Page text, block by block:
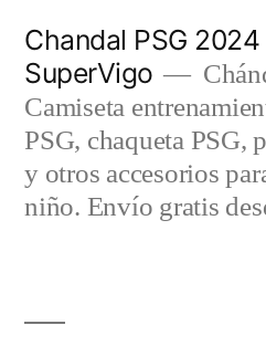
contenido
Chandal PSG 2024
SuperVigo
Camiseta
PSG, chaqueta PSG,
y otros accesorios
niño. Envío gratis